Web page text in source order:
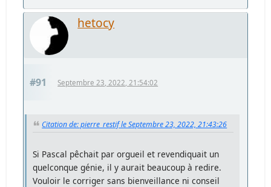
hetocy
#91 Septembre 23, 2022, 21:54:02
Citation de: pierre_restif le Septembre 23, 2022, 21:43:26
Si Pascal pêchait par orgueil et revendiquait un
quelconque génie, il y aurait beaucoup à redire.
Vouloir le corriger sans bienveillance ni conseil